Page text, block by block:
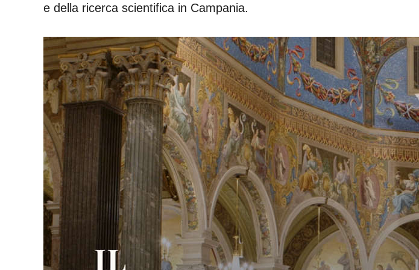
e della ricerca scientifica in Campania.